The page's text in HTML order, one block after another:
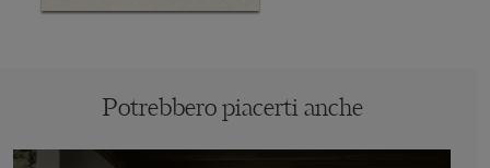
Potrebbero piacerti anche